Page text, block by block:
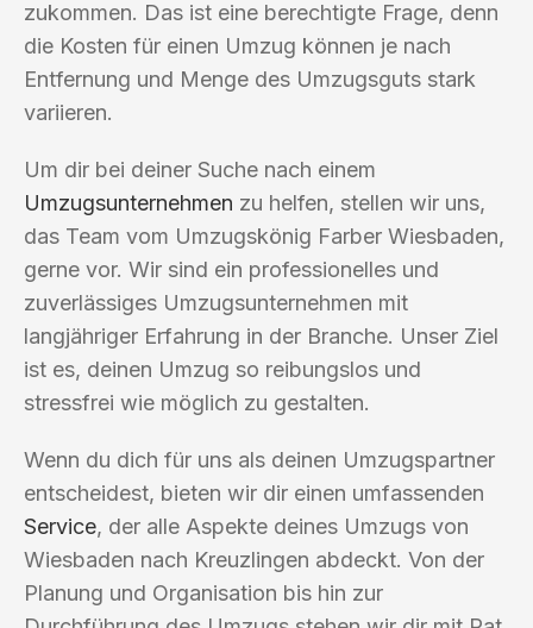
zukommen. Das ist eine berechtigte Frage, denn
die Kosten für einen Umzug können je nach
Entfernung und Menge des Umzugsguts stark
variieren.
Um dir bei deiner Suche nach einem
Umzugsunternehmen zu helfen, stellen wir uns,
das Team vom Umzugskönig Farber Wiesbaden,
gerne vor. Wir sind ein professionelles und
zuverlässiges Umzugsunternehmen mit
langjähriger Erfahrung in der Branche. Unser Ziel
ist es, deinen Umzug so reibungslos und
stressfrei wie möglich zu gestalten.
Wenn du dich für uns als deinen Umzugspartner
entscheidest, bieten wir dir einen umfassenden
Service, der alle Aspekte deines Umzugs von
Wiesbaden nach Kreuzlingen abdeckt. Von der
Planung und Organisation bis hin zur